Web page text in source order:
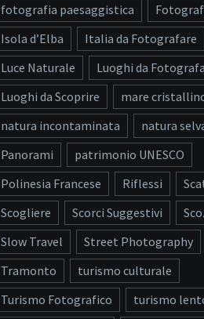
fotografia paesaggistica
Isola d’Elba
Italia da Fotografare
Luce Naturale
Luoghi da
Luoghi da Scoprire
mare
natura incontaminata
natura
Panorami
patrimonio UNESCO
Polinesia Francese
Riflessi
Scogliere
Scorci Suggestivi
Slow Travel
Street Photography
Tramonto
turismo culturale
Turismo Fotografico
turismo